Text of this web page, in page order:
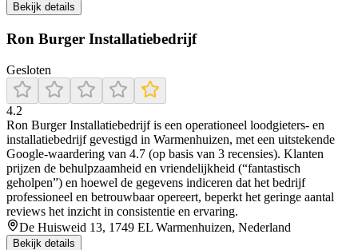
Bekijk details
Ron Burger Installatiebedrijf
Gesloten
4.2
Ron Burger Installatiebedrijf is een operationeel loodgieters- en
installatiebedrijf gevestigd in Warmenhuizen, met een uitstekende
Google‑waardering van 4.7 (op basis van 3 recensies). Klanten
prijzen de behulpzaamheid en vriendelijkheid (“fantastisch
geholpen”) en hoewel de gegevens indiceren dat het bedrijf
professioneel en betrouwbaar opereert, beperkt het geringe aantal
reviews het inzicht in consistentie en ervaring.
De Huisweid 13, 1749 EL Warmenhuizen, Nederland
Bekijk details